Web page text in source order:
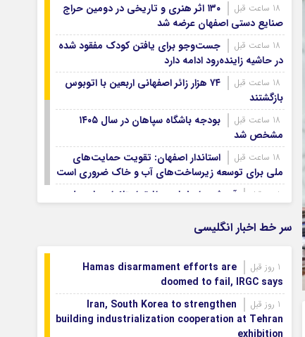
۱۳۰ اثر هنری و تاریخی در دومین حراج
صنایع دستی اصفهان عرضه شد
جست‌وجو برای یافتن کودک مفقود شده
در حاشیه زاینده‌رود ادامه دارد
۷۴ هزار زائر اصفهانی اربعین با اتوبوس
بازگشتند
بودجه باشگاه سپاهان در سال ۱۴۰۵
مشخص شد
استاندار اصفهان: تقویت حمایت‌های
ملی برای توسعه زیرساخت‌های آب و خاک ضروری است
آب شرب اصفهان مطابق استانداردهای ملی
1 روز قبل
شورای علمی بنیاد نخبگان اصفهان با
شتاب‌بخشی به احداث شهرک تخصصی
پوشاک اصفهان
سر خط اخبار انگلیسی
Hamas disarmament efforts are
doomed to fail, IRGC says
Iran, South Korea to strengthen
building industrialization cooperation at Tehran